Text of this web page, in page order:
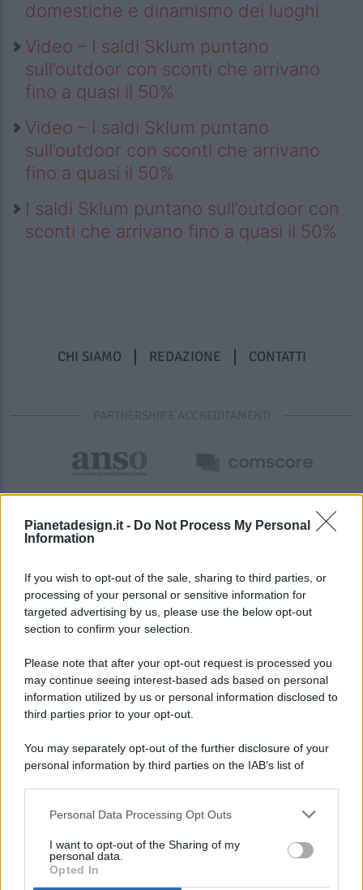
Pianetadesign.it - Do Not Process My Personal
Information
If you wish to opt-out of the sale, sharing to third parties, or
processing of your personal or sensitive information for
targeted advertising by us, please use the below opt-out
section to confirm your selection.
Please note that after your opt-out request is processed you
may continue seeing interest-based ads based on personal
information utilized by us or personal information disclosed to
third parties prior to your opt-out.
You may separately opt-out of the further disclosure of your
personal information by third parties on the IAB’s list of
This information may also be disclosed by us to third parties
disclose it to other third parties.
Personal Data Processing Opt Outs
I want to opt-out of the Sharing of my
personal data.
Opted In
domestiche e dinamismo dei luoghi
Video – I saldi Sklum puntano
sull’outdoor con sconti che arrivano
fino a quasi il 50%
Video – I saldi Sklum puntano
sull’outdoor con sconti che arrivano
fino a quasi il 50%
I saldi Sklum puntano sull’outdoor con
sconti che arrivano fino a quasi il 50%
CHI SIAMO REDAZIONE CONTATTI
PARTNERSHIP E ACCREDITAMENTI
© 2026 - Pianeta Design - P.IVA 04827280654 - Testata
Registrata Al Tribunale Di Nocera Inferiore N. 8/2020 - RG N.
ISCRIZIONE AL ROC N. 35792 – ISCRITTA ALL’ANSO
(ASSOCIAZIONE NAZIONALE STAMPA ONLINE)
PREFERENZE PRIVACY